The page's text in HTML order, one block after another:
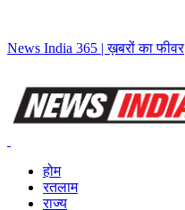
News India 365 | ख़बरों का फीवर
होम
रतलाम
राज्य